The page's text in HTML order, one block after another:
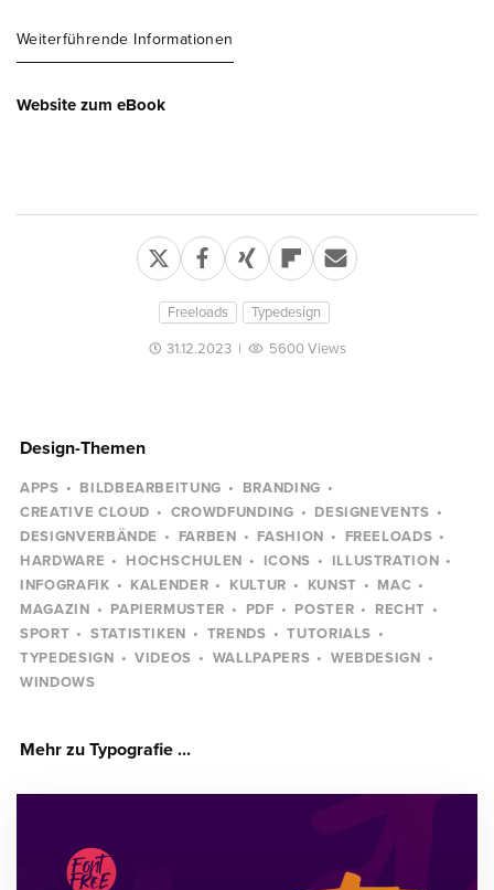
Weiterführende Informationen
Website zum eBook
Freeloads Typedesign
31.12.2023 | 5600 Views
Design-Themen
APPS BILDBEARBEITUNG
BRANDING
CREATIVE CLOUD
CROWDFUNDING
DESIGNEVENTS
DESIGNVERBÄNDE
FARBEN FASHION
FREELOADS
HARDWARE
HOCHSCHULEN ICONS
ILLUSTRATION
INFOGRAFIK
KALENDER KULTUR KUNST
MAC
MAGAZIN
PAPIERMUSTER PDF POSTER
RECHT
SPORT
STATISTIKEN TRENDS
TUTORIALS
TYPEDESIGN
VIDEOS WALLPAPERS
WEBDESIGN
WINDOWS
Mehr zu Typografie ...